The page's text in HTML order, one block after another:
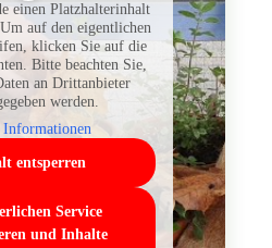
einen Platzhalterinhalt
auf den eigentlichen
klicken Sie auf die
Bitte beachten Sie,
an Drittanbieter
werden.
entsperren
Service
und Inhalte